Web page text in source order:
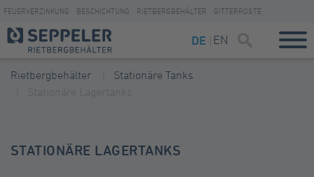
FEUERVERZINKUNG BESCHICHTUNG RIETBERGBEHÄLTER GITTERROSTE
DE EN
Rietbergbehälter
Stationäre Tanks
STATIONÄRE LAGERTANKS